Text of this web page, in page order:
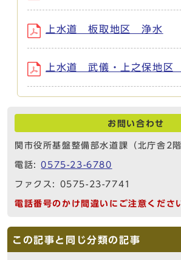
上水道 板取地区 浄水
上水道 武儀・上之保地区
お問い合わせ
関市役所基盤整備部水道課（北庁舎2階
電話:0575-23-6780
ファクス: 0575-23-7741
電話番号のかけ間違いにご注意くださ
この記事と同じ分類の記事